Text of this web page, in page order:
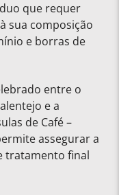
que requer
sua composição
e borras de
entre o
e a
de Café –
assegurar a
tratamento final